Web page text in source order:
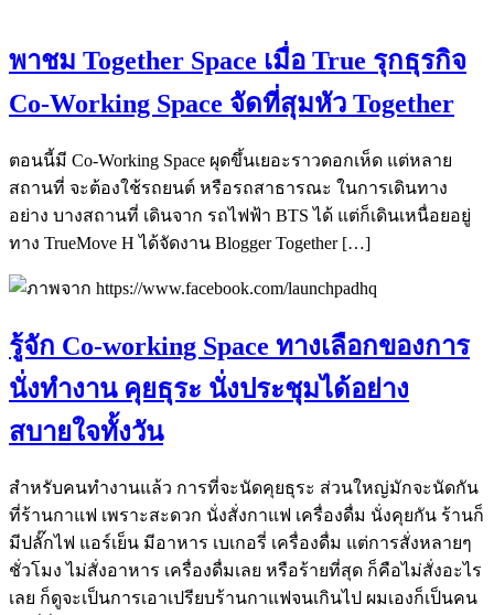
พาชม Together Space เมื่อ True รุกธุรกิจ
Co-Working Space จัดที่สุมหัว Together
ตอนนี้มี Co-Working Space ผุดขึ้นเยอะราวดอกเห็ด แต่หลาย
สถานที่ จะต้องใช้รถยนต์ หรือรถสาธารณะ ในการเดินทาง
อย่าง บางสถานที่ เดินจาก รถไฟฟ้า BTS ได้ แต่ก็เดินเหนื่อยอยู่
ทาง TrueMove H ได้จัดงาน Blogger Together […]
รู้จัก Co-working Space ทางเลือกของการ
นั่งทำงาน คุยธุระ นั่งประชุมได้อย่าง
สบายใจทั้งวัน
สำหรับคนทำงานแล้ว การที่จะนัดคุยธุระ ส่วนใหญ่มักจะนัดกัน
ที่ร้านกาแฟ เพราะสะดวก นั่งสั่งกาแฟ เครื่องดื่ม นั่งคุยกัน ร้านก็
มีปลั๊กไฟ แอร์เย็น มีอาหาร เบเกอรี่ เครื่องดื่ม แต่การสั่งหลายๆ
ชั่วโมง ไม่สั่งอาหาร เครื่องดื่มเลย หรือร้ายที่สุด ก็คือไม่สั่งอะไร
เลย ก็ดูจะเป็นการเอาเปรียบร้านกาแฟจนเกินไป ผมเองก็เป็นคน